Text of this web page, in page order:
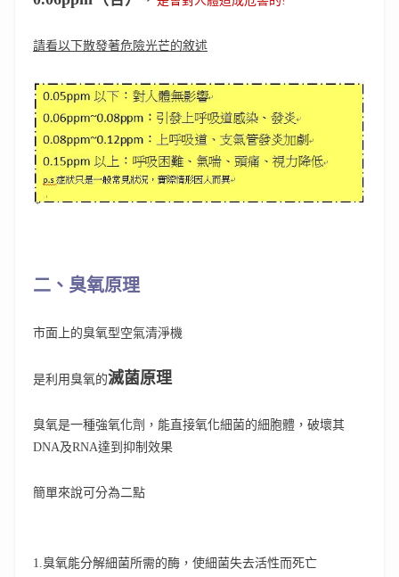
請看以下散發著危險光芒的敘述
二、臭氧原理
市面上的臭氧型空氣清淨機
是利用臭氧的滅菌原理
臭氧是一種強氧化劑，能直接氧化細菌的細胞體，破壞其
DNA及RNA達到抑制效果
簡單來說可分為二點
1. 臭氧能分解細菌所需的酶，使細菌失去活性而死亡